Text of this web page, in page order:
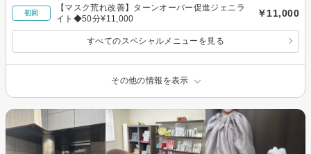
初回
【マスク荒れ改善】ターンオーバー促進ジェニラ
イト◆50分¥11,000
￥11,000
すべてのスペシャルメニューを見る
その他の情報を表示